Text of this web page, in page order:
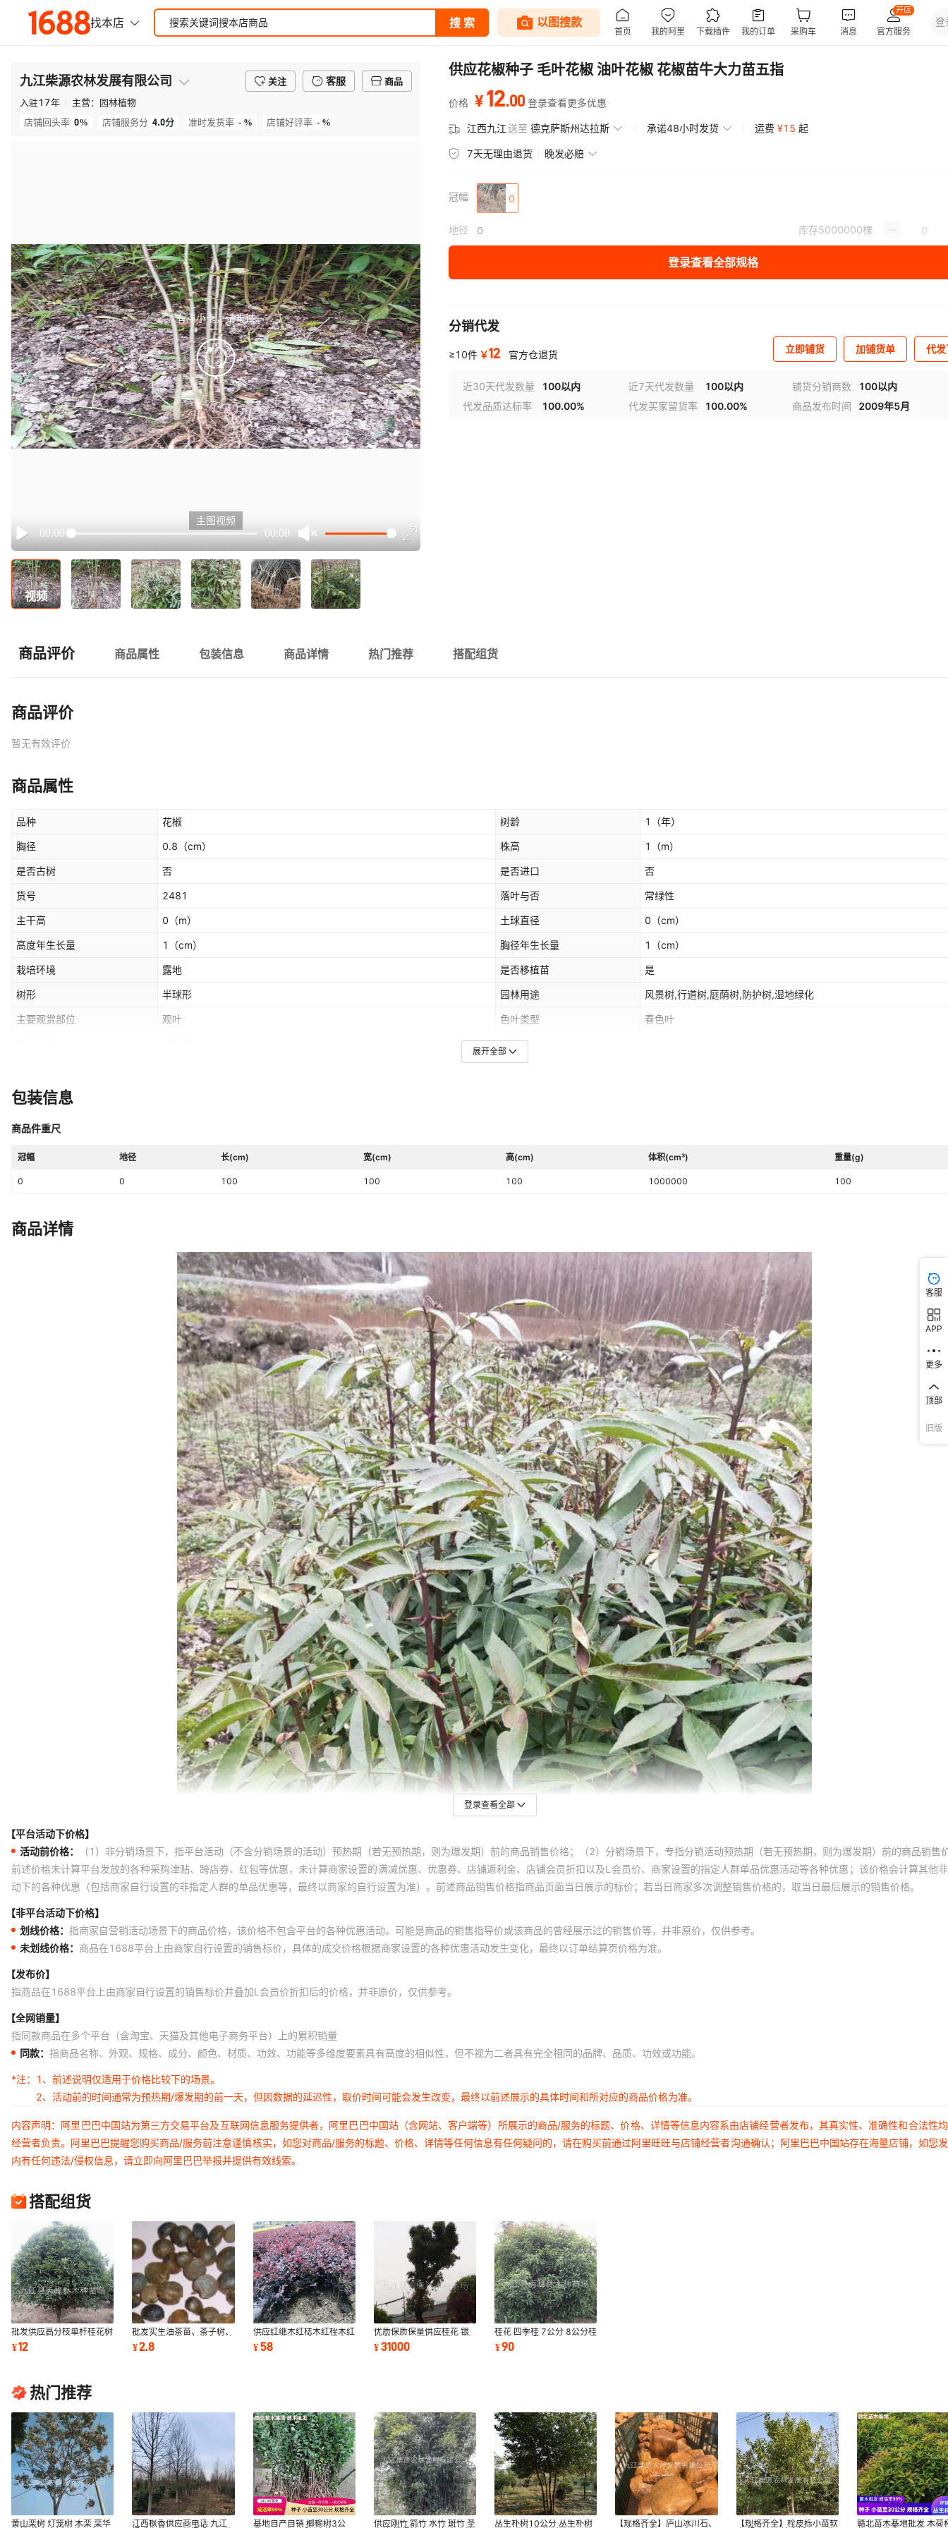
九江柴源农林发展有限公司 关注 客服
商品
入驻17年 主营： 园林植物
店铺回头率 0% 店铺服务分 4.0分 准时发货率 - % 店铺好评率 - %
有点小卡，请重试
retry
Play
00:00 00:00
主图视频
视频
供应花椒种子 毛叶花椒 油叶花椒 花椒苗牛大力苗五指
价格 ¥12.00 登录查看更多优惠
江西九江送至 德克萨斯州达拉斯 承诺48小时发货 运费 ¥15 起
7天无理由退货 晚发必赔
冠幅 0
地径 0 库存5000000棵
登录查看全部规格
分销代发
≥10件 ￥12 官方仓退货 立即铺货 加铺货单 代
近30天代发数量 100以内 近7天代发数量 100以内 铺货分销商数
100以内
代发品质达标率
100.00% 代发买家留货率 100.00% 商品发布时间 2009年5月
商品评价 商品属性 包装信息 商品详情 热门推荐 搭配组货
商品评价
暂无有效评价
商品属性
品种 花椒 树龄 1 （年）
胸径 0.8 （cm） 株高 1 （m）
是否古树 否 是否进口 否
货号 2481 落叶与否 常绿性
主干高 0 （m） 土球直径 0 （cm）
高度年生长量 1 （cm） 胸径年生长量 1 （cm）
栽培环境 露地 是否移植苗 是
树形 半球形 园林用途 风景树,行道树,庭荫树,防护树,湿地绿化
主要观赏部位 观叶 色叶类型 春色叶
冠幅
是否跨境出口专供货源
展开全部
包装信息
商品件重尺
冠幅 地径 长(cm) 宽(cm) 高(cm) 体积(cm³) 重量(g)
0 0 100 100 100 1000000 100
商品详情
登录查看全部
【平台活动下价格】
活动前价格：
（1）非分销场景下，指平台活动（不含分销场景的活动）预热期（若无预热期，则为爆发期）前的商品销售价格；（2）分销场景下，专指分销活动预热期（若无预热期，则为爆发期）前的商品销售
前述价格未计算平台发放的各种采购津贴、跨店券、红包等优惠，未计算商家设置的满减优惠、优惠券、店铺返利金、店铺会员折扣以及L会员价、商家设置的指定人群单品优惠活动等各种优惠；该价格会计算其他
动下的各种优惠（包括商家自行设置的非指定人群的单品优惠等，最终以商家的自行设置为准）。前述商品销售价格指商品页面当日展示的标价；若当日商家多次调整销售价格的，取当日最后展示的销售价格。
【非平台活动下价格】
划线价格： 指商家自营销活动场景下的商品价格，该价格不包含平台的各种优惠活动。可能是商品的销售指导价或该商品的曾经展示过的销售价等，并非原价，仅供参考。
未划线价格： 商品在1688平台上由商家自行设置的销售标价，具体的成交价格根据商家设置的各种优惠活动发生变化，最终以订单结算页价格为准。
【发布价】
指商品在1688平台上由商家自行设置的销售标价并叠加L会员价折扣后的价格，并非原价，仅供参考。
【全网销量】
指同款商品在多个平台（含淘宝、天猫及其他电子商务平台）上的累积销量
同款： 指商品名称、外观、规格、成分、颜色、材质、功效、功能等多维度要素具有高度的相似性，但不视为二者具有完全相同的品牌、品质、功效或功能。
*注：
1、前述说明仅适用于价格比较下的场景。
2、活动前的时间通常为预热期/爆发期的前一天，但因数据的延迟性，取价时间可能会发生改变，最终以前述展示的具体时间和所对应的商品价格为准。
内容声明：阿里巴巴中国站为第三方交易平台及互联网信息服务提供者，阿里巴巴中国站（含网站、客户端等）所展示的商品/服务的标题、价格、详情等信息内容系由店铺经营者发布，其真实性、准确性和合法性
经营者负责。阿里巴巴提醒您购买商品/服务前注意谨慎核实，如您对商品/服务的标题、价格、详情等任何信息有任何疑问的，请在购买前通过阿里旺旺与店铺经营者沟通确认；阿里巴巴中国站存在海量店铺，如您
内有任何违法/侵权信息，请立即向阿里巴巴举报并提供有效线索。
搭配组货
批发供应高分枝单杆桂花树
5公分单桂树 3公分八月桂
花 桂花2公分
¥12
批发实生油茶苗、茶子树、
茶油树、白花、长林红花油
茶小苗植物
¥2.8
供应红继木红梽木红桎木红
檵花红花继木球120公分红
花继木球
¥58
优质保质保量供应桂花 银
桂 胸径25公分桂花 江西省
九江桂树
¥31000
桂花 四季桂 7公分 8公分桂
花10公分 胸径55公分 25
公分小叶叶金
¥90
热门推荐
黄山栾树 灯笼树 木栾 栾华
江西枫香供应商电话 九江
基地自产自销 榔榆树3公
供应刚竹 箭竹 水竹 斑竹 圣
丛生朴树10公分 丛生朴树
【规格齐全】庐山冰川石、
【规格齐全】栓皮栎小苗软
赣北苗木基地批发 木荷
客服
APP
更多
顶部
旧版